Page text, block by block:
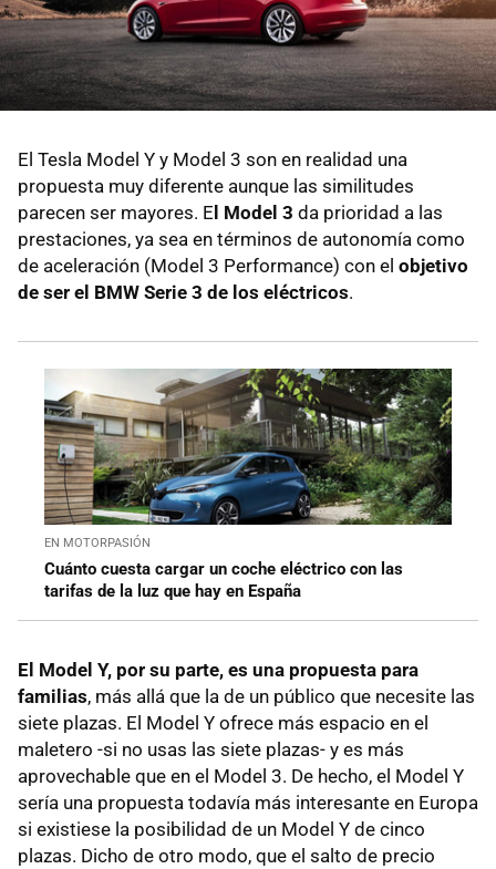
El Tesla Model Y y Model 3 son en realidad una
propuesta muy diferente aunque las similitudes
parecen ser mayores. E l Model 3 da prioridad a las
prestaciones, ya sea en términos de autonomía como
de aceleración (Model 3 Performance) con el objetivo
de ser el BMW Serie 3 de los eléctricos.
EN MOTORPASIÓN
Cuánto cuesta cargar un coche eléctrico con las
tarifas de la luz que hay en España
El Model Y, por su parte, es una propuesta para
familias, más allá que la de un público que necesite las
siete plazas. El Model Y ofrece más espacio en el
maletero -si no usas las siete plazas- y es más
aprovechable que en el Model 3. De hecho, el Model Y
sería una propuesta todavía más interesante en Europa
si existiese la posibilidad de un Model Y de cinco
plazas. Dicho de otro modo, que el salto de precio